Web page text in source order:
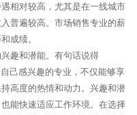
相对较高，尤其是在一线城市
普遍较高。市场销售专业的薪
成绩。
趣和潜能。有句话说得
己感兴趣的专业，不仅能够享
高度的热情和动力。兴趣和潜
能快速适应工作环境。在选择